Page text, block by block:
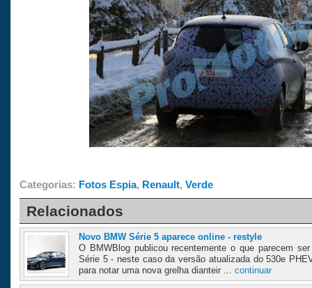
Categorias: Fotos Espia, Renault, Verde
Relacionados
Novo BMW Série 5 aparece online - restyle
O BMWBlog publicou recentemente o que parecem
Série 5 - neste caso da versão atualizada do 530e
para notar uma nova grelha dianteir ... continuar